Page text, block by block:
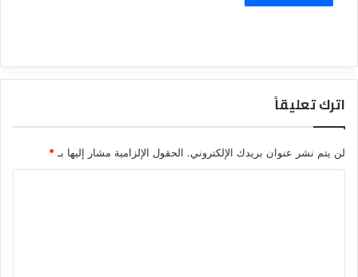
اترك تعليقاً
لن يتم نشر عنوان بريدك الإلكتروني. الحقول الإلزامية مشار إليها بـ *